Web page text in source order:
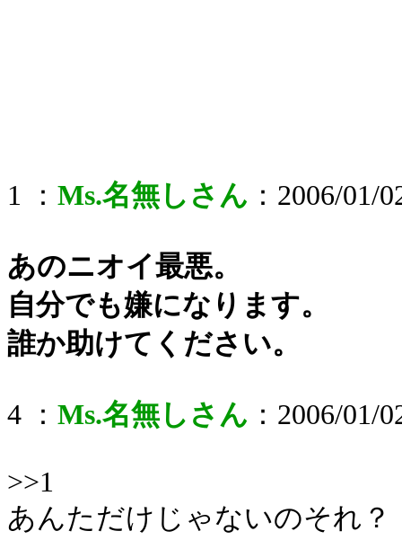
1 ： Ms.名無しさん ：2006/01/
あのニオイ最悪。
自分でも嫌になります。
誰か助けてください。
4 ： Ms.名無しさん ：2006/01/
>>1
あんただけじゃないのそれ？